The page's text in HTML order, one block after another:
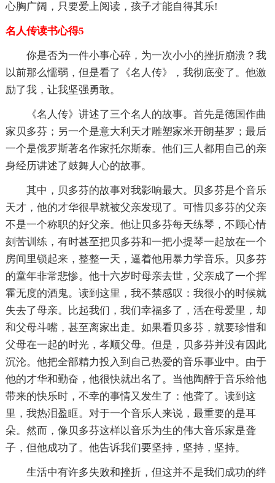
心胸广阔，只要爱上阅读，孩子才能自得其乐!
名人传读书心得5
你是否为一件小事心碎，为一次小小的挫折崩溃？我
以前那么懦弱，但是看了《名人传》，我彻底变了。他激
励了我，让我坚强勇敢。
《名人传》讲述了三个名人的故事。首先是德国作曲
家贝多芬；另一个是意大利天才雕塑家米开朗基罗；最后
一个是俄罗斯著名作家托尔斯泰。他们三人都用自己的亲
身经历讲述了鼓舞人心的故事。
其中，贝多芬的故事对我影响最大。贝多芬是个音乐
天才，他的才华很早就被父亲发现了。可惜贝多芬的父亲
不是一个称职的好父亲。他让贝多芬每天练琴，不顾心情
刻苦训练，有时甚至把贝多芬和一把小提琴一起放在一个
房间里锁起来，整整一天，逼着他用暴力学音乐。贝多芬
的童年非常悲惨。他十六岁时母亲去世，父亲成了一个挥
霍无度的酒鬼。读到这里，我不禁感叹：我很小的时候就
失去了母亲。比起我们，我们幸福多了，活在母爱里，却
和父母斗嘴，甚至离家出走。如果看贝多芬，就要珍惜和
父母在一起的时光，孝顺父母。但是，贝多芬并没有因此
沉沦。他把全部精力投入到自己热爱的音乐事业中。由于
他的才华和勤奋，他很快就出名了。当他陶醉于音乐给他
带来的快乐时，不幸的事情又发生了：他聋了。读到这
里，我热泪盈眶。对于一个音乐人来说，最重要的是耳
朵。然而，像贝多芬这样以音乐为生的伟大音乐家是聋
子，但他成功了。他告诉我们要坚持，坚持，坚持。
生活中有许多失败和挫折，但这并不是我们成功的绊